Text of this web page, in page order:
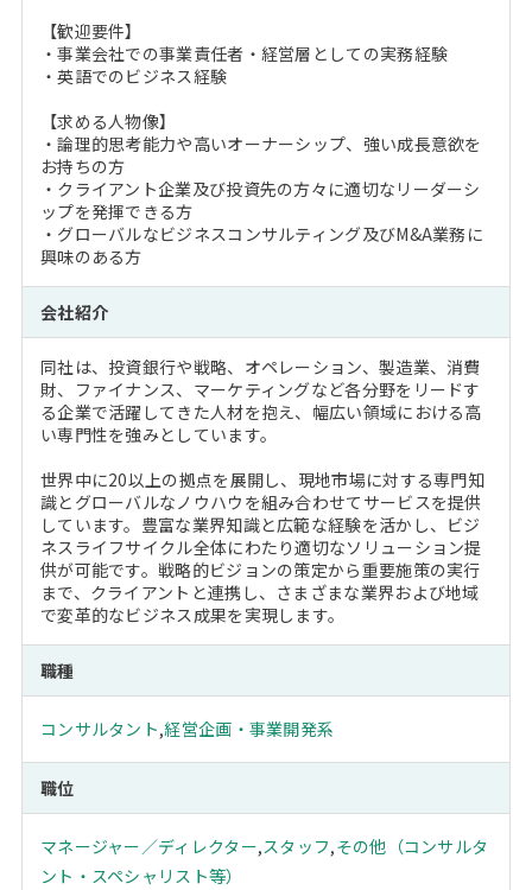
【歓迎要件】
・事業会社での事業責任者・経営層としての実務経験
・英語でのビジネス経験
【求める人物像】
・論理的思考能力や高いオーナーシップ、強い成長意欲を
お持ちの方
・クライアント企業及び投資先の方々に適切なリーダーシ
ップを発揮できる方
・グローバルなビジネスコンサルティング及びM&A業務に
興味のある方
会社紹介
同社は、投資銀行や戦略、オペレーション、製造業、消費
財、ファイナンス、マーケティングなど各分野をリードす
る企業で活躍してきた人材を抱え、幅広い領域における高
い専門性を強みとしています。
世界中に20以上の拠点を展開し、現地市場に対する専門知
識とグローバルなノウハウを組み合わせてサービスを提供
しています。豊富な業界知識と広範な経験を活かし、ビジ
ネスライフサイクル全体にわたり適切なソリューション提
供が可能です。戦略的ビジョンの策定から重要施策の実行
まで、クライアントと連携し、さまざまな業界および地域
で変革的なビジネス成果を実現します。
職種
コンサルタント,経営企画・事業開発系
職位
マネージャー／ディレクター,スタッフ,その他（コンサルタ
ント・スペシャリスト等）